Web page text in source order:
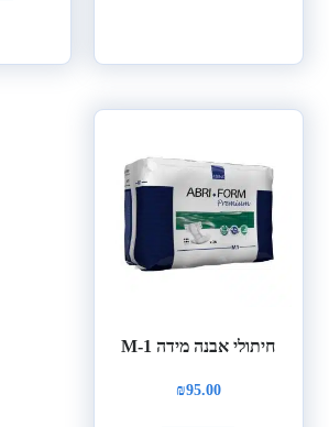
חיתולי אבנה מידה M-1
₪95.00